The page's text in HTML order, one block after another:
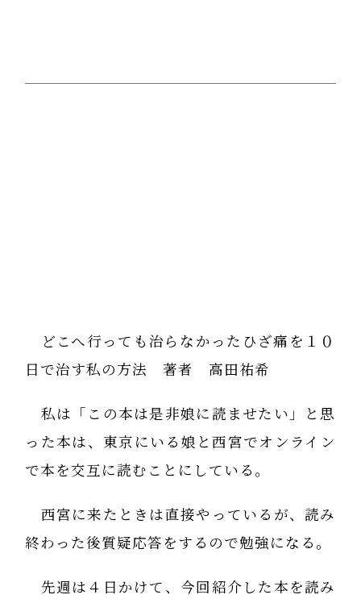
どこへ行っても治らなかったひざ痛を１０
日で治す私の方法 著者 高田祐希
私は「この本は是非娘に読ませたい」と思
った本は、東京にいる娘と西宮でオンライン
で本を交互に読むことにしている。
西宮に来たときは直接やっているが、読み
終わった後質疑応答をするので勉強になる。
先週は４日かけて、今回紹介した本を読み